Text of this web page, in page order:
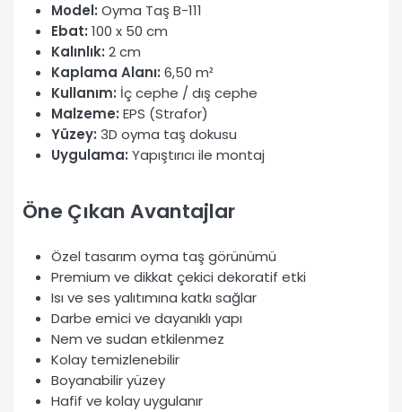
Model: Oyma Taş B-111
Ebat: 100 x 50 cm
Kalınlık: 2 cm
Kaplama Alanı: 6,50 m²
Kullanım: İç cephe / dış cephe
Malzeme: EPS (Strafor)
Yüzey: 3D oyma taş dokusu
Uygulama: Yapıştırıcı ile montaj
Öne Çıkan Avantajlar
Özel tasarım oyma taş görünümü
Premium ve dikkat çekici dekoratif etki
Isı ve ses yalıtımına katkı sağlar
Darbe emici ve dayanıklı yapı
Nem ve sudan etkilenmez
Kolay temizlenebilir
Boyanabilir yüzey
Hafif ve kolay uygulanır